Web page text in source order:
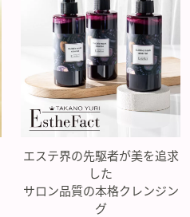
エステ界の先駆者が美を追求
した
サロン品質の本格クレンジン
グ